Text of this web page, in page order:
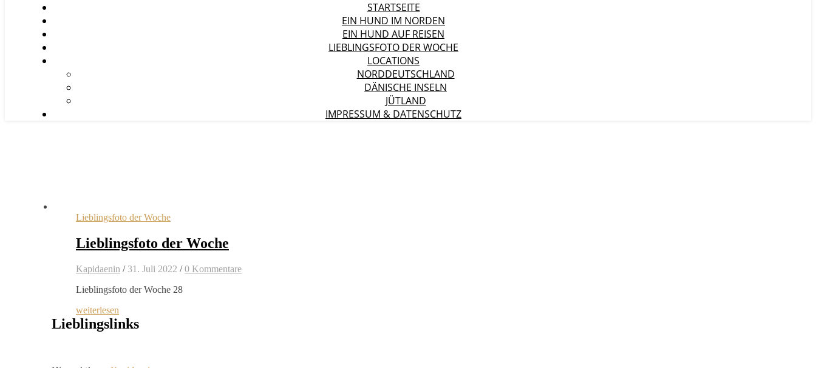
STARTSEITE
EIN HUND IM NORDEN
EIN HUND AUF REISEN
LIEBLINGSFOTO DER WOCHE
LOCATIONS
NORDDEUTSCHLAND
DÄNISCHE INSELN
JÜTLAND
IMPRESSUM & DATENSCHUTZ
Lieblingsfoto der Woche
Lieblingsfoto der Woche
Kapidaenin / 31. Juli 2022 / 0 Kommentare
Lieblingsfoto der Woche 28
weiterlesen
Lieblingslinks